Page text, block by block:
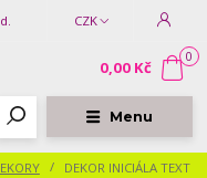
Menu
CZK
0
0,00 Kč
DEKOR INICIÁLA TEXT